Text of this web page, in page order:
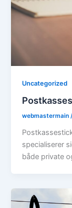
Uncategorized
webmastermain
specialiserer
både private